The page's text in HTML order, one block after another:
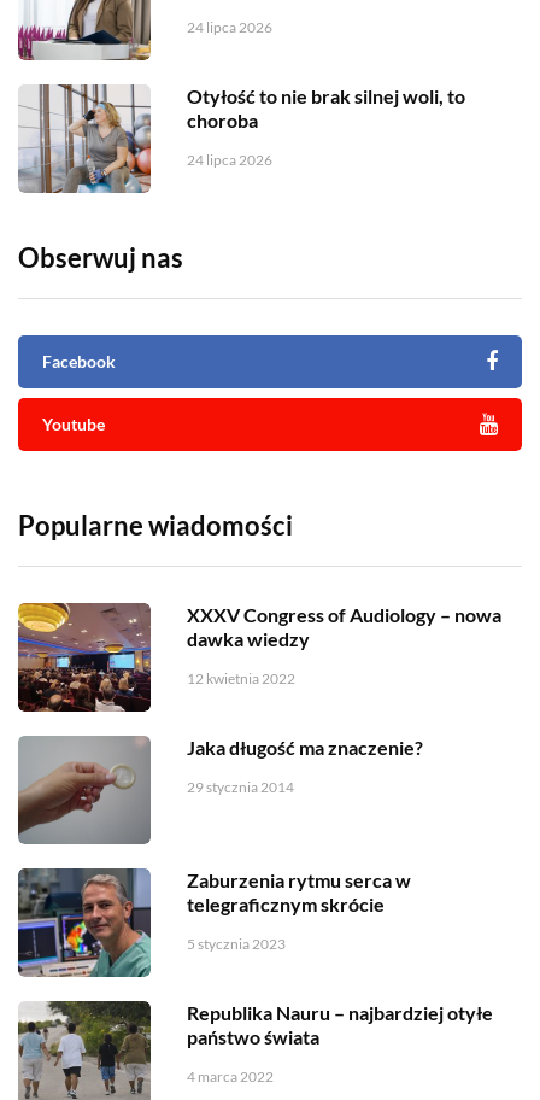
24 lipca 2026
Otyłość to nie brak silnej woli, to
choroba
24 lipca 2026
Obserwuj nas
Facebook
Youtube
Popularne wiadomości
XXXV Congress of Audiology – nowa
dawka wiedzy
12 kwietnia 2022
Jaka długość ma znaczenie?
29 stycznia 2014
Zaburzenia rytmu serca w
telegraficznym skrócie
5 stycznia 2023
Republika Nauru – najbardziej otyłe
państwo świata
4 marca 2022